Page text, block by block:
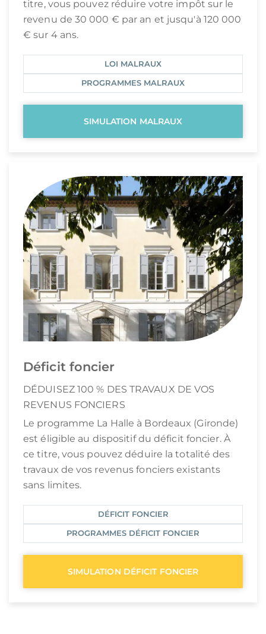
titre, vous pouvez réduire votre impôt sur le
revenu de 30 000 € par an et jusqu'à 120 000
€ sur 4 ans.
LOI MALRAUX
PROGRAMMES MALRAUX
SIMULATION MALRAUX
Déficit foncier
DÉDUISEZ 100 % DES TRAVAUX DE VOS
REVENUS FONCIERS
Le programme La Halle à Bordeaux (Gironde)
est éligible au dispositif du déficit foncier. À
ce titre, vous pouvez déduire la totalité des
travaux de vos revenus fonciers existants
sans limites.
DÉFICIT FONCIER
PROGRAMMES DÉFICIT FONCIER
SIMULATION DÉFICIT FONCIER